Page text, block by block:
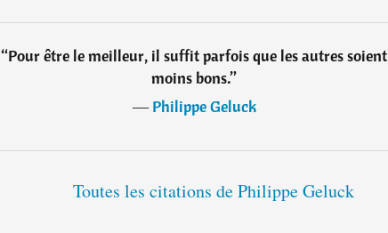
“Pour être le meilleur, il suffit parfois que les autres soient
moins bons.”
―Philippe Geluck
Toutes les citations de Philippe Geluck